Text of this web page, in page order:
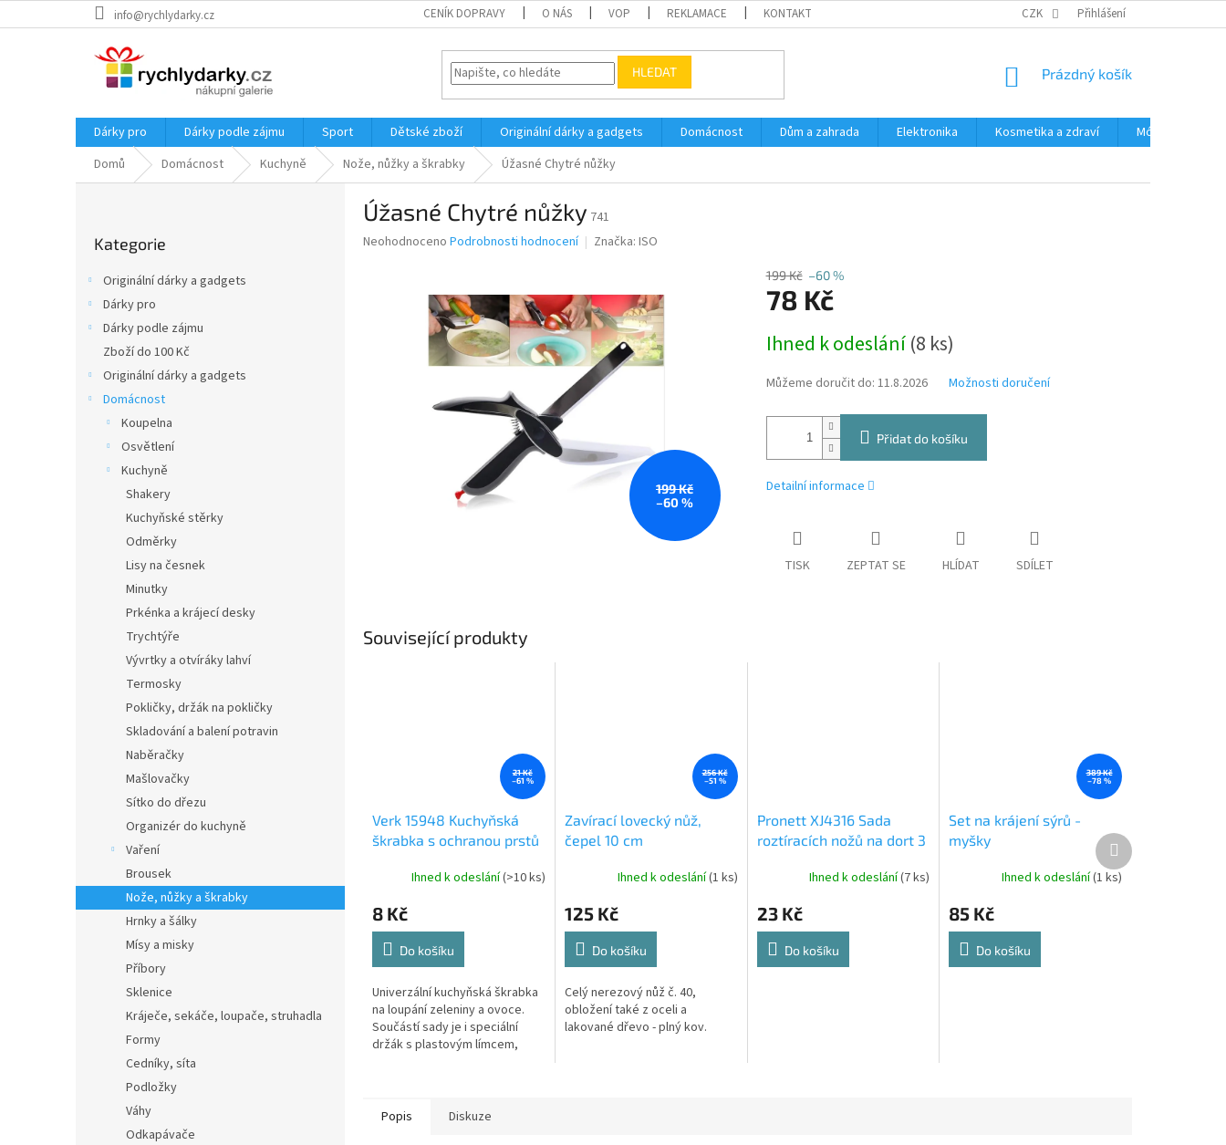
na
info@rychlydarky.cz CENÍK DOPRAVY O NÁS VOP REKLAMACE KONTAKT PODMÍNKY OCHRANY OSOBNÍCH ÚDAJŮ ČASTÉ DOTAZY A
CZK Přihlášení
HLEDAT
NÁKUPNÍ
Prázdný košík
Dárky pro Dárky podle zájmu Sport Dětské zboží Originální dárky a gadgets Domácnost Dům a zahrada Elektronika Kosmetika a zdraví Móda
Domů
Domácnost Kuchyně Nože, nůžky a škrabky Úžasné Chytré nůžky
kategorie
Kategorie
Originální dárky a gadgets
Dárky pro
Dárky podle zájmu
Zboží do 100 Kč
Originální dárky a gadgets
Domácnost
Koupelna
Osvětlení
Kuchyně
Shakery
Kuchyňské stěrky
Odměrky
Lisy na česnek
Minutky
Prkénka a krájecí desky
Trychtýře
Vývrtky a otvíráky lahví
Termosky
Pokličky, držák na pokličky
Skladování a balení potravin
Naběračky
Mašlovačky
Sítko do dřezu
Organizér do kuchyně
Vaření
Brousek
Nože, nůžky a škrabky
Hrnky a šálky
Mísy a misky
Příbory
Sklenice
Kráječe, sekáče, loupače, struhadla
Formy
Cedníky, síta
Podložky
Váhy
Odkapávače
Úžasné Chytré nůžky 741
Průměrné
Neohodnoceno Podrobnosti hodnocení Značka: ISO
199 Kč
–60 %
199 Kč –60 %
78 Kč
cena:
Ihned k odeslání(8 ks)
Můžeme doručit do: 11.8.2026 Možnosti doručení
Přidat do košíku
Detailní informace
TISK ZEPTAT SE HLÍDAT SDÍLET
Související produkty
21 Kč
–61 %
Verk 15948 Kuchyňská
škrabka s ochranou prstů
Ihned k odeslání(>10 ks)
8 Kč
Do košíku
Univerzální kuchyňská škrabka
na loupání zeleniny a ovoce.
Součástí sady je i speciální
držák s plastovým límcem,
256 Kč
–51 %
Zavírací lovecký nůž,
čepel 10 cm
Ihned k odeslání(1 ks)
125 Kč
Do košíku
Celý nerezový nůž č. 40,
obložení také z oceli a
lakované dřevo - plný kov.
Pronett XJ4316 Sada
roztíracích nožů na dort 3
Ihned k odeslání(7 ks)
23 Kč
Do košíku
389 Kč
–78 %
Set na krájení sýrů -
myšky
Ihned k odeslání(1 ks)
85 Kč
Do košíku
Další
produkt
Popis Diskuze